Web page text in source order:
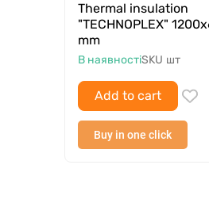
Thermal insulation
"TECHNOPLEX"
mm
В наявностіSKU шт
Add to cart
Buy in one click